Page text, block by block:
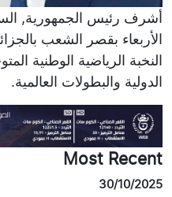
أشرف رئيس الجمهورية,
الأربعاء بقصر الشعب
النخبة الرياضية الوطنية
الدولية والبطولات العالمية.
Most Recent
30/10/2025